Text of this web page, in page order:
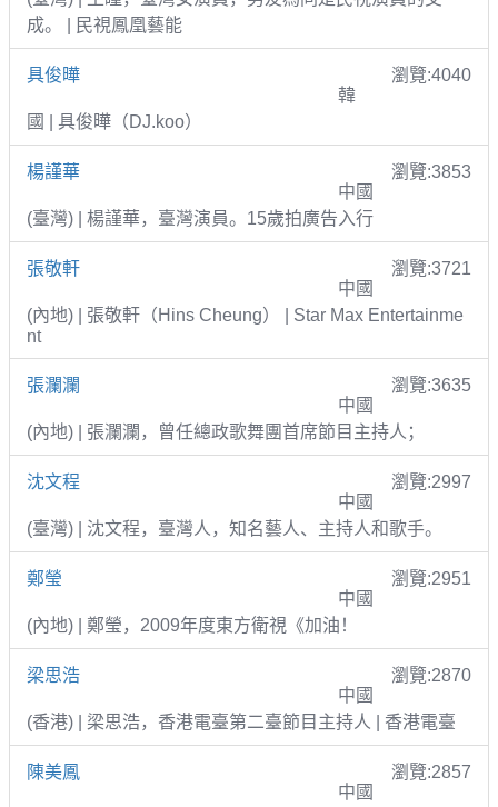
成。 | 民視鳳凰藝能
具俊曄
瀏覽:4040
韓
國 | 具俊曄（DJ.koo）
楊謹華
瀏覽:3853
中國
(臺灣) | 楊謹華，臺灣演員。15歲拍廣告入行
張敬軒
瀏覽:3721
中國
(內地) | 張敬軒（Hins Cheung） | Star Max Entertainme
nt
張瀾瀾
瀏覽:3635
中國
(內地) | 張瀾瀾，曾任總政歌舞團首席節目主持人；
沈文程
瀏覽:2997
中國
(臺灣) | 沈文程，臺灣人，知名藝人、主持人和歌手。
鄭瑩
瀏覽:2951
中國
(內地) | 鄭瑩，2009年度東方衛視《加油！
梁思浩
瀏覽:2870
中國
(香港) | 梁思浩，香港電臺第二臺節目主持人 | 香港電臺
陳美鳳
瀏覽:2857
中國